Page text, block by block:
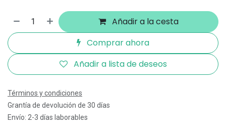
Añadir a la cesta
Comprar ahora
Añadir a lista de deseos
Términos y condiciones
Grantía de devolución de 30 días
Envío: 2-3 días laborables